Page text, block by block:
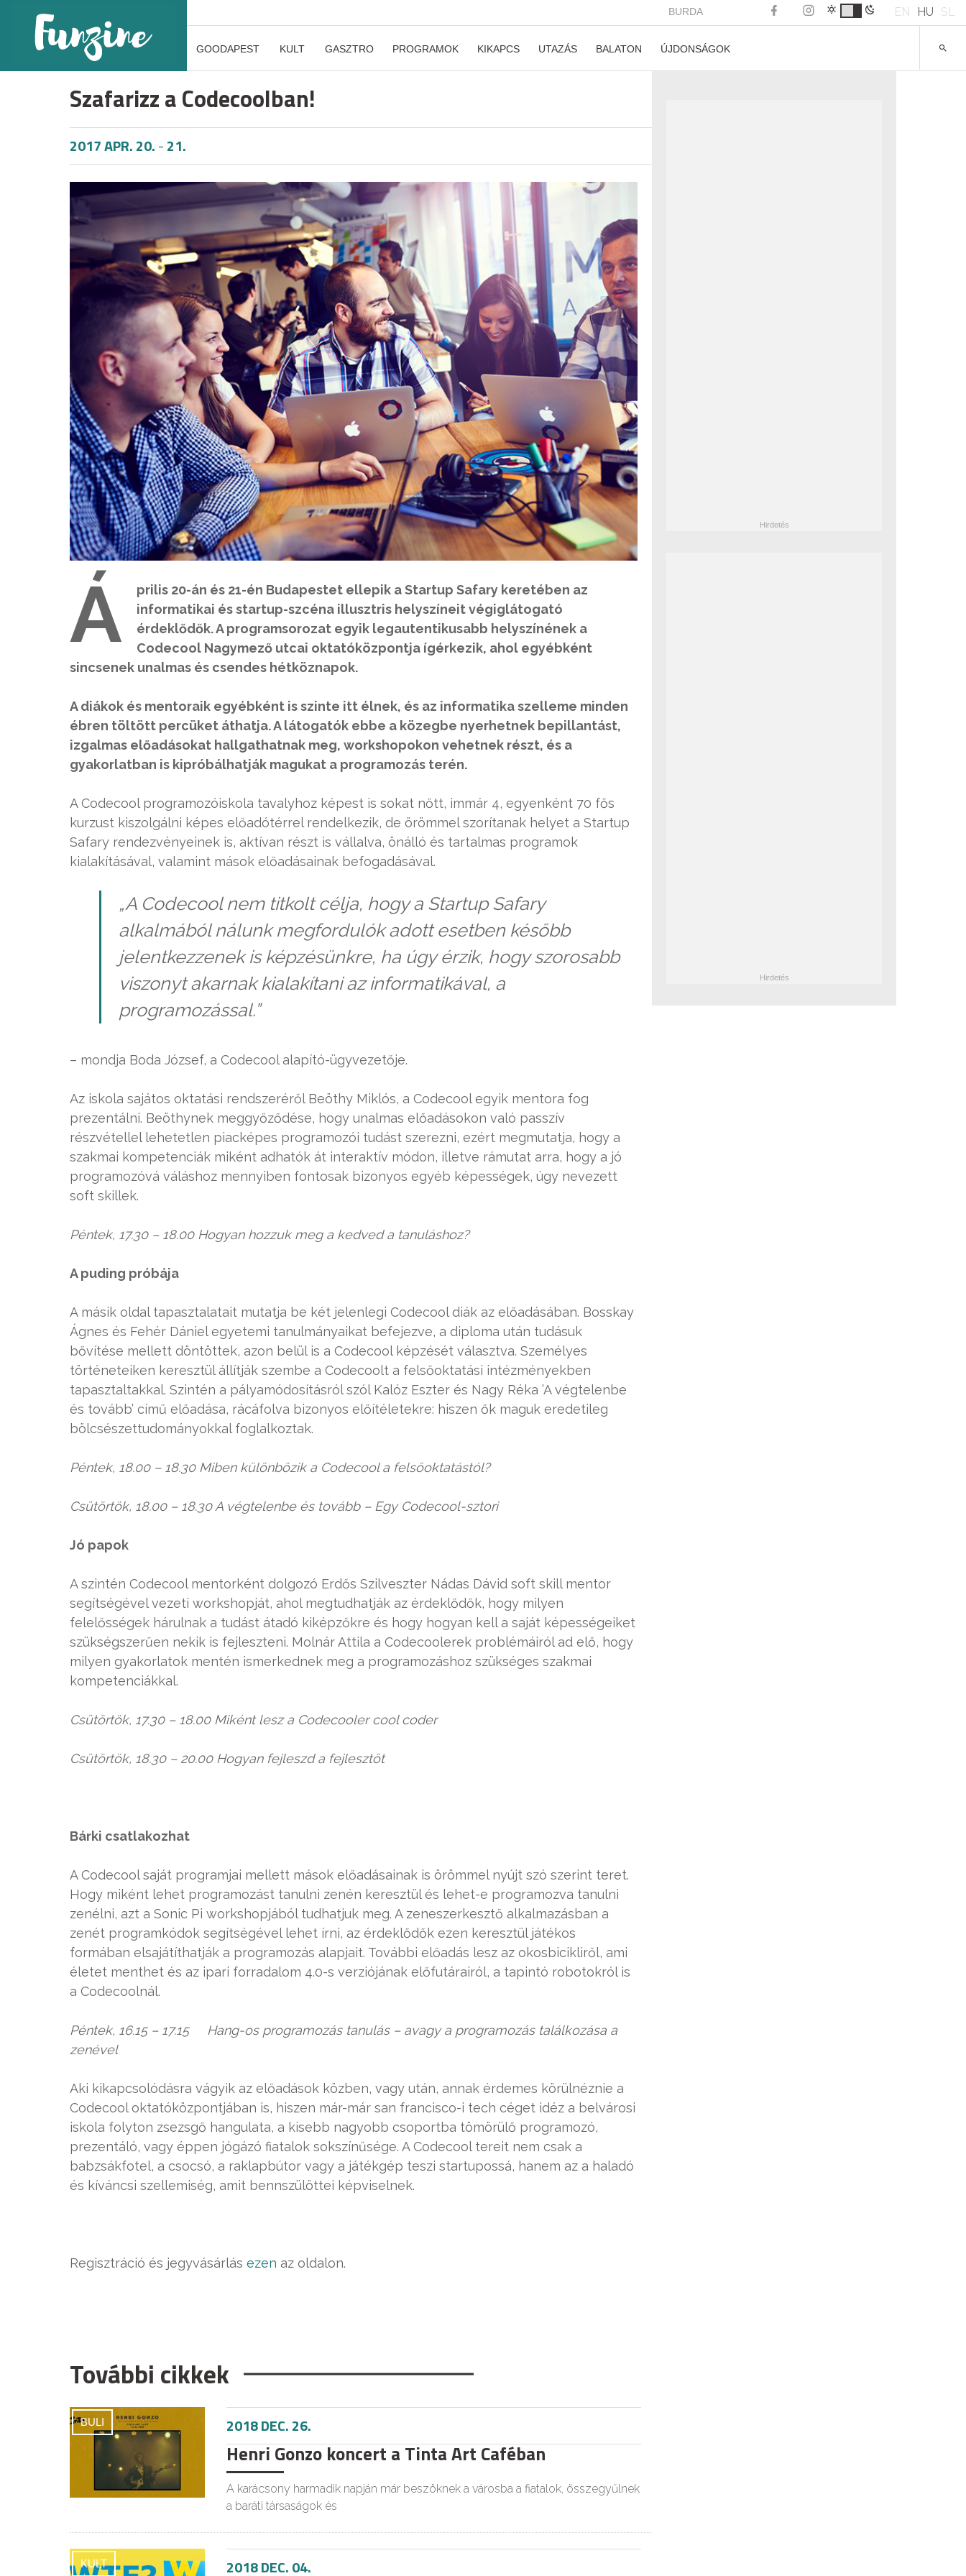
BURDA EN HU SL
GOODAPEST KULT GASZTRO PROGRAMOK KIKAPCS UTAZÁS BALATON ÚJDONSÁGOK
Szafarizz a Codecoolban!
2017 APR. 20.-21.
Á
prilis 20-án és 21-én Budapestet ellepik a Startup Safary keretében az
informatikai és startup-szcéna illusztris helyszíneit végiglátogató
érdeklődők. A programsorozat egyik legautentikusabb helyszínének a
Codecool Nagymező utcai oktatóközpontja ígérkezik, ahol egyébként
sincsenek unalmas és csendes hétköznapok.
A diákok és mentoraik egyébként is szinte itt élnek, és az informatika szelleme minden
ébren töltött percüket áthatja. A látogatók ebbe a közegbe nyerhetnek bepillantást,
izgalmas előadásokat hallgathatnak meg, workshopokon vehetnek részt, és a
gyakorlatban is kipróbálhatják magukat a programozás terén.
A Codecool programozóiskola tavalyhoz képest is sokat nőtt, immár 4, egyenként 70 fős
kurzust kiszolgálni képes előadótérrel rendelkezik, de örömmel szorítanak helyet a Startup
Safary rendezvényeinek is, aktívan részt is vállalva, önálló és tartalmas programok
kialakításával, valamint mások előadásainak befogadásával.
„A Codecool nem titkolt célja, hogy a Startup Safary
alkalmából nálunk megfordulók adott esetben később
jelentkezzenek is képzésünkre, ha úgy érzik, hogy szorosabb
viszonyt akarnak kialakítani az informatikával, a
programozással.”
– mondja Boda József, a Codecool alapító-ügyvezetője.
Az iskola sajátos oktatási rendszeréről Beöthy Miklós, a Codecool egyik mentora fog
prezentálni. Beöthynek meggyőződése, hogy unalmas előadásokon való passzív
részvétellel lehetetlen piacképes programozói tudást szerezni, ezért megmutatja, hogy a
szakmai kompetenciák miként adhatók át interaktív módon, illetve rámutat arra, hogy a jó
programozóvá váláshoz mennyiben fontosak bizonyos egyéb képességek, úgy nevezett
soft skillek.
Péntek, 17.30 – 18.00 Hogyan hozzuk meg a kedved a tanuláshoz?
A puding próbája
A másik oldal tapasztalatait mutatja be két jelenlegi Codecool diák az előadásában. Bosskay
Ágnes és Fehér Dániel egyetemi tanulmányaikat befejezve, a diploma után tudásuk
bővítése mellett döntöttek, azon belül is a Codecool képzését választva. Személyes
történeteiken keresztül állítják szembe a Codecoolt a felsőoktatási intézményekben
tapasztaltakkal. Szintén a pályamódosításról szól Kalóz Eszter és Nagy Réka ’A végtelenbe
és tovább’ című előadása, rácáfolva bizonyos előítéletekre: hiszen ők maguk eredetileg
bölcsészettudományokkal foglalkoztak.
Péntek, 18.00 – 18.30 Miben különbözik a Codecool a felsőoktatástól?
Csütörtök, 18.00 – 18.30 A végtelenbe és tovább – Egy Codecool-sztori
Jó papok
A szintén Codecool mentorként dolgozó Erdős Szilveszter Nádas Dávid soft skill mentor
segítségével vezeti workshopját, ahol megtudhatják az érdeklődők, hogy milyen
felelősségek hárulnak a tudást átadó kiképzőkre és hogy hogyan kell a saját képességeiket
szükségszerűen nekik is fejleszteni. Molnár Attila a Codecoolerek problémáiról ad elő, hogy
milyen gyakorlatok mentén ismerkednek meg a programozáshoz szükséges szakmai
kompetenciákkal.
Csütörtök, 17.30 – 18.00 Miként lesz a Codecooler cool coder
Csütörtök, 18.30 – 20.00 Hogyan fejleszd a fejlesztőt
Bárki csatlakozhat
A Codecool saját programjai mellett mások előadásainak is örömmel nyújt szó szerint teret.
Hogy miként lehet programozást tanulni zenén keresztül és lehet-e programozva tanulni
zenélni, azt a Sonic Pi workshopjából tudhatjuk meg. A zeneszerkesztő alkalmazásban a
zenét programkódok segítségével lehet írni, az érdeklődők ezen keresztül játékos
formában elsajátíthatják a programozás alapjait. További előadás lesz az okosbicikliről, ami
életet menthet és az ipari forradalom 4.0-s verziójának előfutárairól, a tapintó robotokról is
a Codecoolnál.
Péntek, 16.15 – 17.15 Hang-os programozás tanulás – avagy a programozás találkozása a
zenével
Aki kikapcsolódásra vágyik az előadások közben, vagy után, annak érdemes körülnéznie a
Codecool oktatóközpontjában is, hiszen már-már san francisco-i tech céget idéz a belvárosi
iskola folyton zsezsgő hangulata, a kisebb nagyobb csoportba tömörülő programozó,
prezentáló, vagy éppen jógázó fiatalok sokszínűsége. A Codecool tereit nem csak a
babzsákfotel, a csocsó, a raklapbútor vagy a játékgép teszi startupossá, hanem az a haladó
és kíváncsi szellemiség, amit bennszülöttei képviselnek.
Regisztráció és jegyvásárlás ezen az oldalon.
További cikkek
BULI 2018 DEC. 26.
Henri Gonzo koncert a Tinta Art Caféban
A karácsony harmadik napján már beszöknek a városba a fiatalok, összegyűlnek
a baráti társaságok és
KULT 2018 DEC. 04.